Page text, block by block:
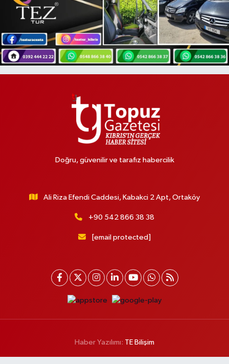
Doğru, güvenilir ve tarafız habercilik
Ali Riza Efendi Caddesi, Kabakci 2 Apt, Ortaköy
+90 542 866 38 38
[email protected]
Haber Yazılımı: TE Bilişim